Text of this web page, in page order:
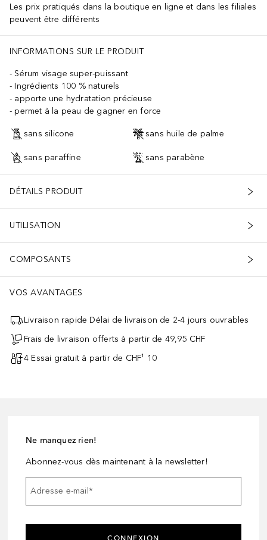
Les prix pratiqués dans la boutique en ligne et dans les filiales
peuvent être différents
INFORMATIONS SUR LE PRODUIT
Sérum visage super-puissant
Ingrédients 100 % naturels
apporte une hydratation précieuse
permet à la peau de gagner en force
sans silicone sans huile de palme
sans paraffine sans parabène
DÉTAILS PRODUIT
UTILISATION
COMPOSANTS
VOS AVANTAGES
Livraison rapide Délai de livraison de 2-4 jours ouvrables
Frais de livraison offerts à partir de 49,95 CHF
4 Essai gratuit à partir de CHF¹ 10
Ne manquez rien!
Abonnez-vous dès maintenant à la newsletter!
Adresse e-mail*
CONNEXION